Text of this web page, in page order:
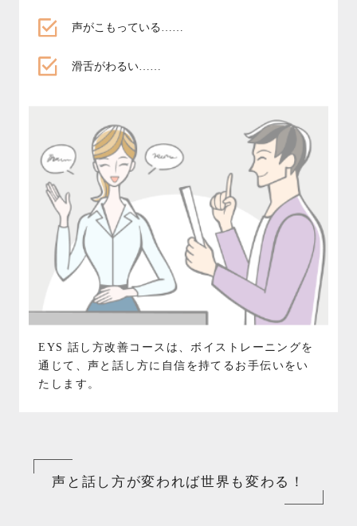
声がこもっている……
滑舌がわるい……
EYS 話し方改善コースは、ボイストレーニングを
通じて、声と話し方に自信を持てるお手伝いをい
たします。
声と話し方が変われば世界も変わる！